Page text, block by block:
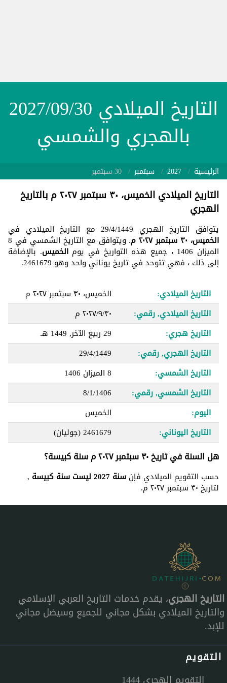
التاريخ الميلادي 2027/09/30
بالهجري والشمسي
الرئيسية 2027 سبتمبر 30 سبتمبر
التاريخ الميلادي الخميس، ٣٠ سبتمبر ٢٠٢٧ م بالتاريخ
الهجري
يتوافق التاريخ الهجري 29/4/1449 مع التاريخ الميلادي في
الخميس، ٣٠ سبتمبر ٢٠٢٧ م . ويتوافق مع التاريخ الشمسي في 8
الميزان 1406 ، جميع هذه التواريخ في يوم الخميس. بالإضافة
إلى ذلك ، فهي تتوحد في تاريخ يوناني واحد وهو 2461679.
التاريخ الميلادي:
الخميس، ٣٠ سبتمبر ٢٠٢٧ م
التاريخ الميلادي, رقمي:
٣٠‏/٩‏/٢٠٢٧ م
التاريخ هجري:
29 ربيع الآخر, 1449 هـ
التاريخ الهجري, رقمي:
29/4/1449
التاريخ الشمسي:
8 الميزان 1406
التاريخ الشمسي, رقمي:
8/1/1406
اليوم:
الخميس
التاريخ اليوناني:
2461679(جوليان)
هل السنة في تاريخ ٣٠ سبتمبر ٢٠٢٧ م سنة كبيسة؟
حسب التقويم الميلادي فإن سنة 2027 ليست سنة كبيسة ,
لتاريخ ٣٠ سبتمبر ٢٠٢٧ م.
التاريخ الهجري، يقدم خدمات التاريخ العربي الإسلامي
والتاريخ الميلادي بشكل مجاني للجميع وسيضل مجاني
للإبد.
التقويم